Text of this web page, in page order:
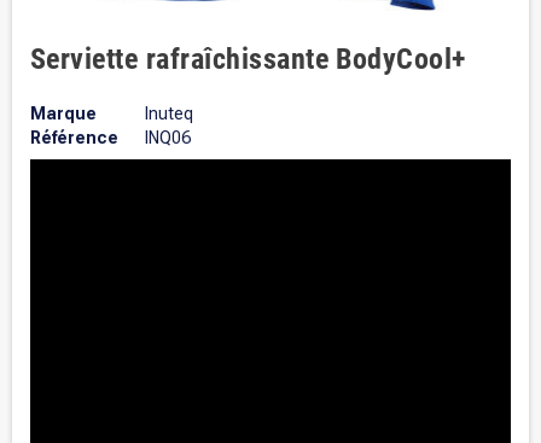
Serviette rafraîchissante BodyCool+
Marque
Inuteq
Référence
INQ06